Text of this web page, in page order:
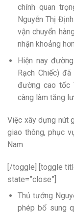
chính quan
Nguyễn Thị
vận chuyển
nhận khoảng
Hiện nay
Rạch Chiếc)
đường cao tốc
càng làm tăng
Việc xây dựng nút
giao thông, phục
Nam
[/toggle] [toggle
state=”close”]
Thủ tướng
phép bổ sung